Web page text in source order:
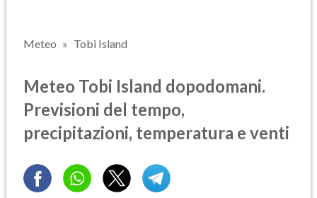
Meteo Tobi Island
Meteo Tobi Island dopodomani.
Previsioni del tempo,
precipitazioni, temperatura e venti